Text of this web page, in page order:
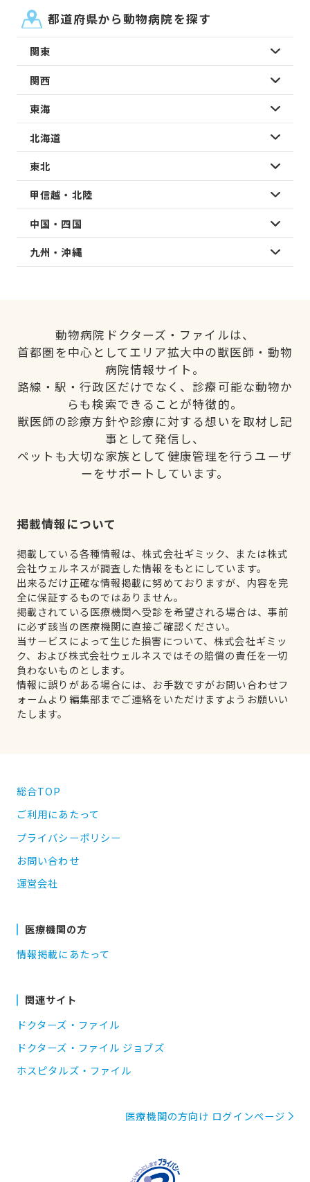
都道府県から動物病院を探す
関東
関西
東海
北海道
東北
甲信越・北陸
中国・四国
九州・沖縄
動物病院ドクターズ・ファイルは、
首都圏を中心としてエリア拡大中の獣医師・動物
病院情報サイト。
路線・駅・行政区だけでなく、診療可能な動物か
らも検索できることが特徴的。
獣医師の診療方針や診療に対する想いを取材し記
事として発信し、
ペットも大切な家族として健康管理を行うユーザ
ーをサポートしています。
掲載情報について
掲載している各種情報は、株式会社ギミック、または株式
会社ウェルネスが調査した情報をもとにしています。
出来るだけ正確な情報掲載に努めておりますが、内容を完
全に保証するものではありません。
掲載されている医療機関へ受診を希望される場合は、事前
に必ず該当の医療機関に直接ご確認ください。
当サービスによって生じた損害について、株式会社ギミッ
ク、および株式会社ウェルネスではその賠償の責任を一切
負わないものとします。
情報に誤りがある場合には、お手数ですがお問い合わせフ
ォームより編集部までご連絡をいただけますようお願いい
たします。
総合TOP
ご利用にあたって
プライバシーポリシー
お問い合わせ
運営会社
医療機関の方
情報掲載にあたって
関連サイト
ドクターズ・ファイル
ドクターズ・ファイル ジョブズ
ホスピタルズ・ファイル
医療機関の方向け ログインページ